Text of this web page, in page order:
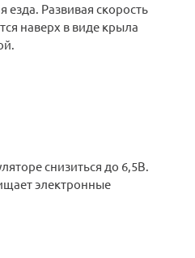
езда. Развивая скорость
наверх в виде крыла
снизиться до 6,5В.
электронные